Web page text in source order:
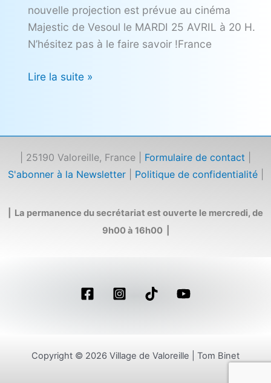
nouvelle projection est prévue au cinéma
Majestic de Vesoul le MARDI 25 AVRIL à 20 H.
N’hésitez pas à le faire savoir !France
Lire la suite »
| 25190 Valoreille, France | Formulaire de contact
S'abonner à la Newsletter| Politique de confidentialité|
| La permanence du secrétariat est ouverte le mercredi, de
9h00 à 16h00 |
Copyright © 2026 Village de Valoreille | Tom Binet